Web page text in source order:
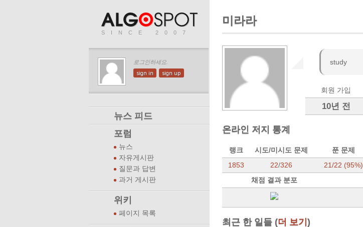
SINCE 2007
로그인하세요.
sign in sign up
뉴스 피드
포럼
뉴스
자유게시판
질문과 답변
과거 게시판
위키
페이지 목록
미라라
study
회원 가입
10년 전
온라인 저지 통계
랭크 시도/미시도 문제 푼 문제
1853
22/326 21/22 (95%)
채점 결과 분포
최근 한 일들 (더 보기)